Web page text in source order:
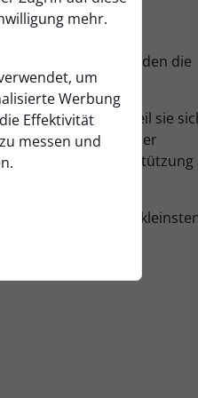
mehr.
um
Werbung
Effektivität
messen und
& Schmid“ wurden die
sondern auch, weil sie
Mannschaft, der
und die tolle Unterstützung
Motivation unserer